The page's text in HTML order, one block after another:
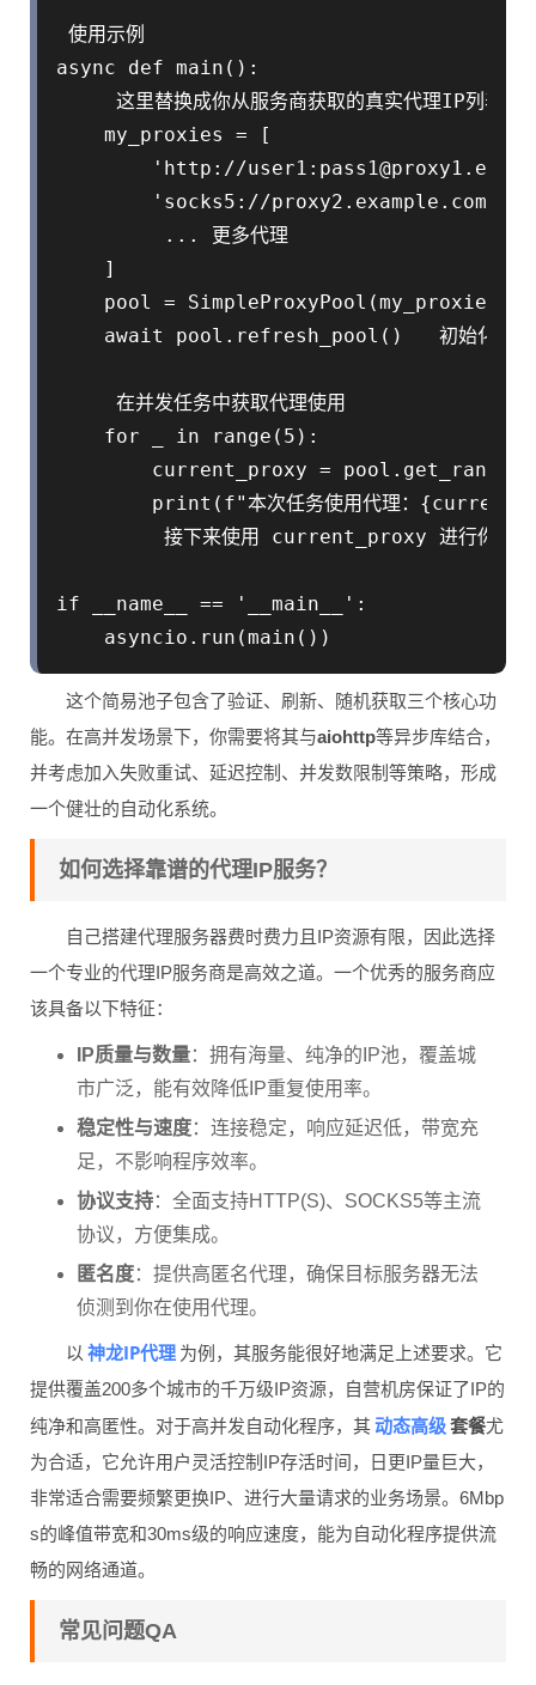
使用示例
async def main():
     这里替换成你从服务商获取的真实代理IP列表
    my_proxies = [
'http://
'socks5://
         ... 更多代理
    ]
    pool = SimpleProxyPool(my_proxies)
await pool.refresh_pool()   初始化时验
     在并发任务中获取代理使用
    for _ in range(5):
current_proxy =
print(f"本次任务使用代理：
接下来使用 current_proxy 进行你的异
if __name__ == '__main__':
    asyncio.run(main())
这个简易池子包含了验证、刷新、随机获取三个核心功
能。在高并发场景下，你需要将其与aiohttp等异步库结合，
并考虑加入失败重试、延迟控制、并发数限制等策略，形成
一个健壮的自动化系统。
如何选择靠谱的代理IP服务？
自己搭建代理服务器费时费力且IP资源有限，因此选择
一个专业的代理IP服务商是高效之道。一个优秀的服务商应
该具备以下特征：
IP质量与数量：拥有海量、纯净的IP池，覆盖城
市广泛，能有效降低IP重复使用率。
稳定性与速度：连接稳定，响应延迟低，带宽充
足，不影响程序效率。
协议支持：全面支持HTTP(S)、SOCKS5等主流
协议，方便集成。
匿名度：提供高匿名代理，确保目标服务器无法
侦测到你在使用代理。
以 神龙IP代理 为例，其服务能很好地满足上述要求。它
提供覆盖200多个城市的千万级IP资源，自营机房保证了IP的
纯净和高匿性。对于高并发自动化程序，其动态高级套餐尤
为合适，它允许用户灵活控制IP存活时间，日更IP量巨大，
非常适合需要频繁更换IP、进行大量请求的业务场景。6Mbp
s的峰值带宽和30ms级的响应速度，能为自动化程序提供流
畅的网络通道。
常见问题QA